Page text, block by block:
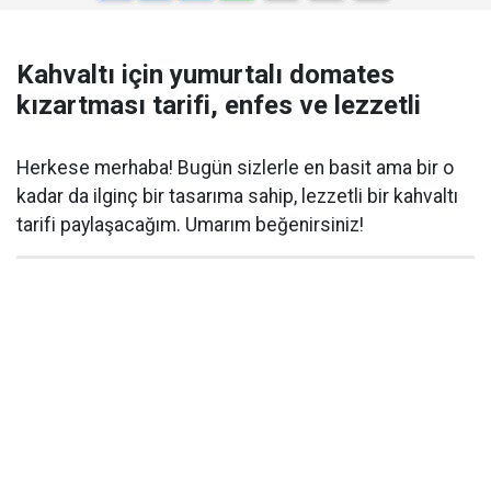
Kahvaltı için yumurtalı domates
kızartması tarifi, enfes ve lezzetli
Herkese merhaba! Bugün sizlerle en basit ama bir o
kadar da ilginç bir tasarıma sahip, lezzetli bir kahvaltı
tarifi paylaşacağım. Umarım beğenirsiniz!